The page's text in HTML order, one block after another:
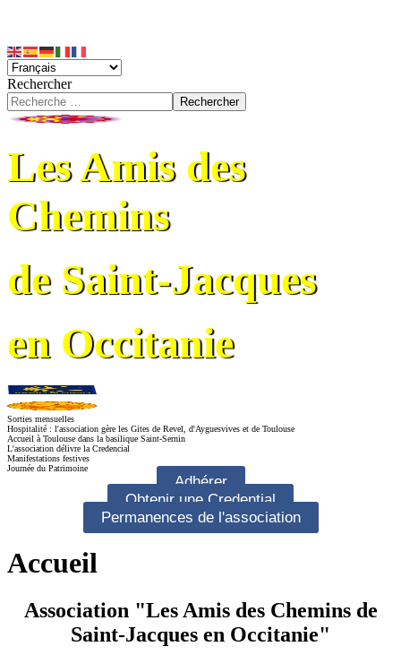
Rechercher
Rechercher
Les Amis des
Chemins
de Saint-Jacques
en Occitanie
Sorties mensuelles
Hospitalité : l'association gère les Gites de Revel, d'Ayguesvives et de Toulouse
Accueil à Toulouse dans la basilique Saint-Sernin
L'association délivre la Credencial
Manifestations festives
Journée du Patrimoine
Adhérer
Obtenir une Credential
Permanences de l'association
Accueil
Association "Les Amis des Chemins de
Saint-Jacques en Occitanie"